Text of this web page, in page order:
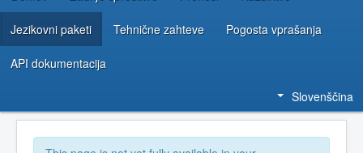
Jezikovni paketi Tehnične zahteve Pogosta vprašanja
API dokumentacija
Slovenščina